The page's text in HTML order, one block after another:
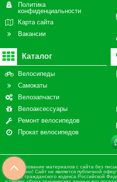
Политика
конфиденциальности
Карта сайта
Вакансии
Каталог
Велосипеды
Самокаты
Велозапчасти
Велоаксессуары
Ремонт велосипедов
Прокат велосипедов
Копирование материалов с сайта без
запрещено! Сайт не является публичной
437 ч.2 гражданского кодекса Российской